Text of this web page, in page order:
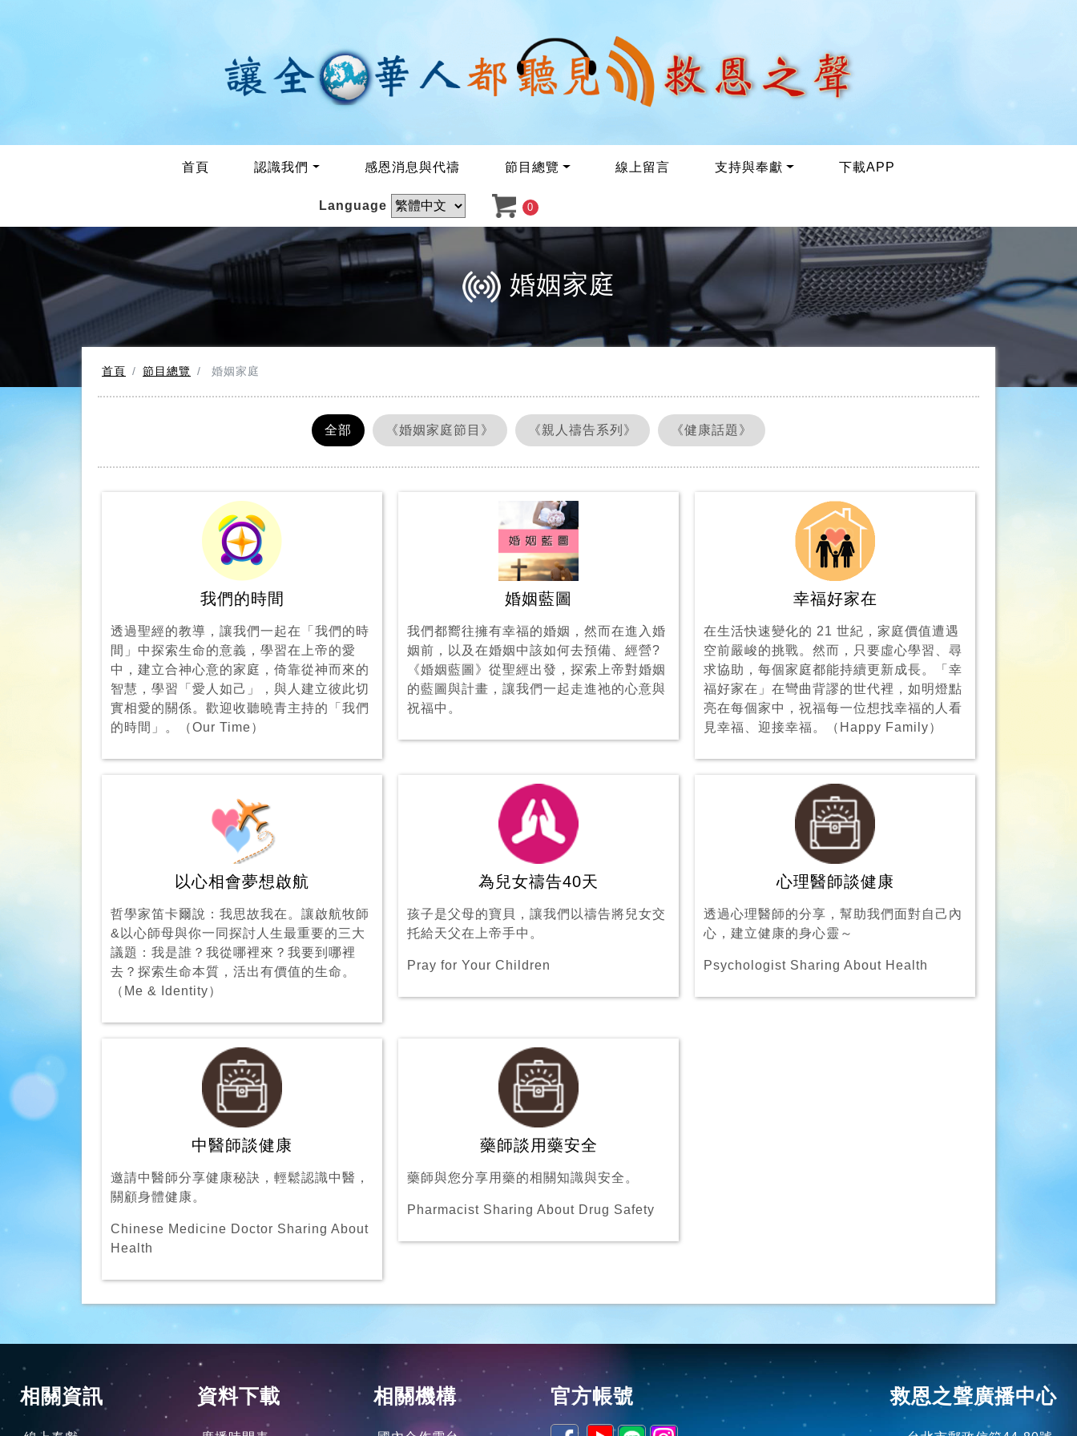
首頁 認識我們 感恩消息與代禱 節目總覽 線上留言 支持與奉獻 下載APP
Language 0
婚姻家庭
首頁 節目總覽 婚姻家庭
全部 《婚姻家庭節目》 《親人禱告系列》 《健康話題》
我們的時間
透過聖經的教導，讓我們一起在「我們的時
間」中探索生命的意義，學習在上帝的愛
中，建立合神心意的家庭，倚靠從神而來的
智慧，學習「愛人如己」，與人建立彼此切
實相愛的關係。歡迎收聽曉青主持的「我們
的時間」。（Our Time）
婚姻藍圖
我們都嚮往擁有幸福的婚姻，然而在進入婚
姻前，以及在婚姻中該如何去預備、經營?
《婚姻藍圖》從聖經出發，探索上帝對婚姻
的藍圖與計畫，讓我們一起走進祂的心意與
祝福中。
幸福好家在
在生活快速變化的 21 世紀，家庭價值遭遇
空前嚴峻的挑戰。然而，只要虛心學習、尋
求協助，每個家庭都能持續更新成長。「幸
福好家在」在彎曲背謬的世代裡，如明燈點
亮在每個家中，祝福每一位想找幸福的人看
見幸福、迎接幸福。（Happy Family）
以心相會夢想啟航
哲學家笛卡爾說：我思故我在。讓啟航牧師
&以心師母與你一同探討人生最重要的三大
議題：我是誰？我從哪裡來？我要到哪裡
去？探索生命本質，活出有價值的生命。
（Me & Identity）
為兒女禱告40天
孩子是父母的寶貝，讓我們以禱告將兒女交
托給天父在上帝手中。
Pray for Your Children
心理醫師談健康
透過心理醫師的分享，幫助我們面對自己內
心，建立健康的身心靈～
Psychologist Sharing About Health
中醫師談健康
邀請中醫師分享健康秘訣，輕鬆認識中醫，
關顧身體健康。
Chinese Medicine Doctor Sharing About
Health
藥師談用藥安全
藥師與您分享用藥的相關知識與安全。
Pharmacist Sharing About Drug Safety
相關資訊 資料下載 相關機構 官方帳號 救恩之聲廣播中心